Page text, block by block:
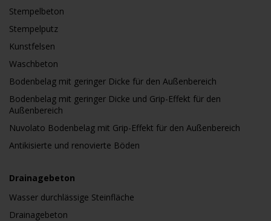
Stempelbeton
Stempelputz
Kunstfelsen
Waschbeton
Bodenbelag mit geringer Dicke für den Außenbereich
Bodenbelag mit geringer Dicke und Grip-Effekt für den
Außenbereich
Nuvolato Bodenbelag mit Grip-Effekt für den Außenbereich
Antikisierte und renovierte Böden
Drainagebeton
Wasser durchlässige Steinfläche
Drainagebeton